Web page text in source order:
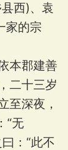
西)、袁
家的宗
本郡建善
二十三岁
至深夜，
“无
：“此不